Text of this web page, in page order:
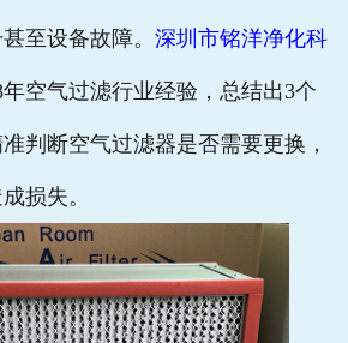
公司简介
联系我们
至设备故障。 深圳市铭洋净化科
空气过滤行业经验，总结出3个
判断空气过滤器是否需要更换，
损失。